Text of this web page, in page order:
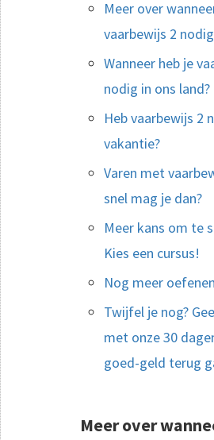
Meer over
vaarbewijs 2 nodig
Wanneer heb je
nodig in ons land?
Heb vaarbewijs 2
vakantie?
Varen met
snel mag je dan?
Meer kans om te
Kies een cursus!
Nog meer
Twijfel je nog?
met onze 30
goed-geld terug
Meer over